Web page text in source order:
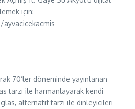
için:
70’ler döneminde yayınlanan
tarzı ile harmanlayarak kendi
alternatif tarzı ile dinleyicileri